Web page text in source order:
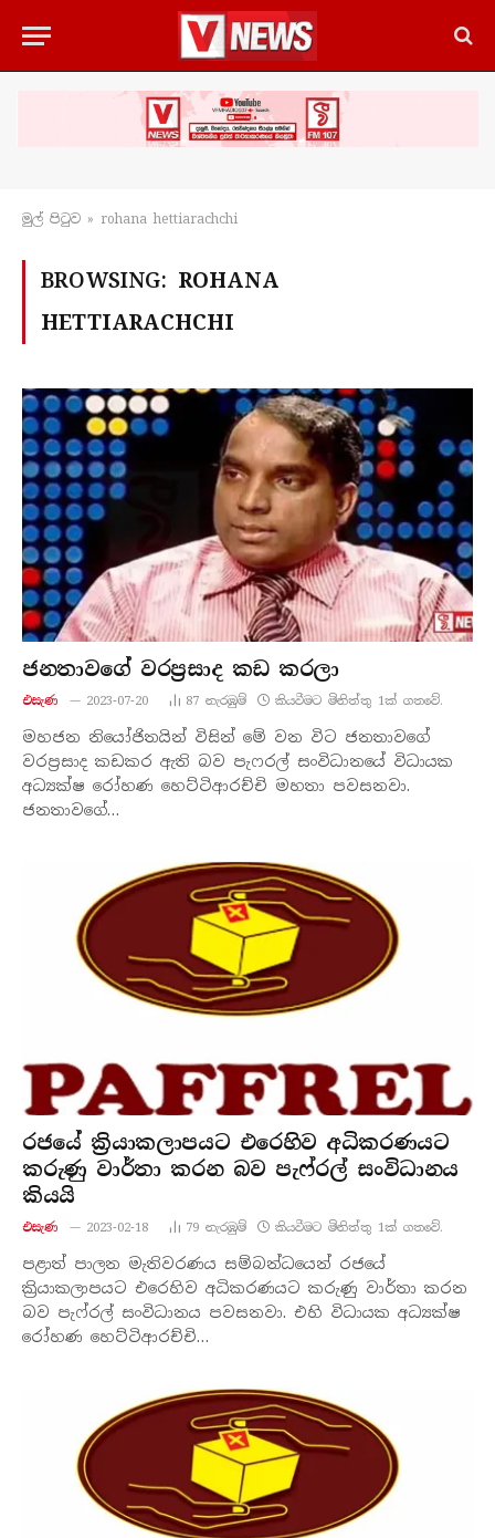
මුල් පිටු​ව » rohana hettiarachchi
BROWSING: ROHANA
HETTIARACHCHI
ජනතාවගේ වරප්‍රසාද කඩ කරලා
එසැණ 2023-07-20 87 නැරඹු​ම් කියවීමට මිනිත්තු 1ක් ගතවේ.
මහජන නියෝජිතයින් විසින් මේ වන විට ජනතාවගේ
වරප්‍රසාද කඩකර ඇති බව පැෆරල් සංවිධානයේ විධායක
අධ්‍යක්ෂ රෝහණ හෙට්ටිආරච්චි මහතා පවසනවා.
ජනතාවගේ…
රජයේ ක්‍රියාකලාපයට එරෙහිව අධිකරණයට
කරුණු වාර්තා කරන බව පැෆ්රල් සංවිධානය
කියයි
එසැණ 2023-02-18 79 නැරඹු​ම් කියවීමට මිනිත්තු 1ක් ගතවේ.
පළාත් පාලන මැතිවරණය සම්බන්ධයෙන් රජයේ
ක්‍රියාකලාපයට එරෙහිව අධිකරණයට කරුණු වාර්තා කරන
බව පැෆ්රල් සංවිධානය පවසනවා. එහි විධායක අධ්‍යක්ෂ
රෝහණ හෙට්ටිආරච්චි…